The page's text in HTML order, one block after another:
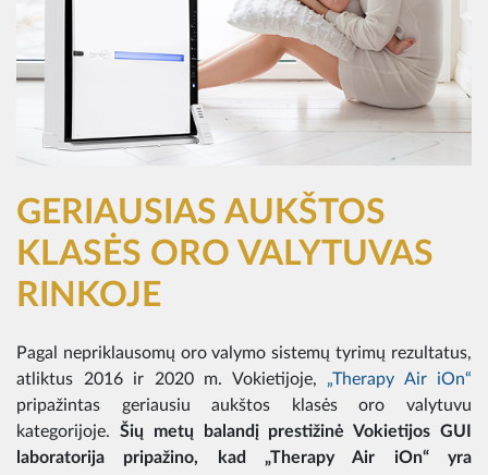
GERIAUSIAS AUKŠTOS
KLASĖS ORO VALYTUVAS
RINKOJE
Pagal nepriklausomų oro valymo sistemų tyrimų rezultatus,
atliktus 2016 ir 2020 m. Vokietijoje, „Therapy Air iOn“
pripažintas geriausiu aukštos klasės oro valytuvu
kategorijoje. Šių metų balandį prestižinė Vokietijos GUI
laboratorija pripažino, kad „Therapy Air iOn“ yra